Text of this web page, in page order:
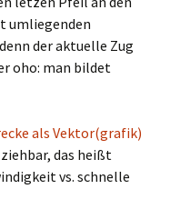
umliegenden
der aktuelle Zug
oho: man bildet
als Vektor(grafik)
das heißt
vs. schnelle